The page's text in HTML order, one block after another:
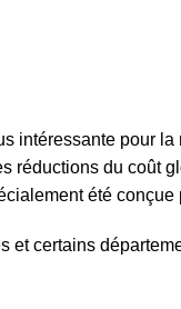
intéressante pour
réductions du coût
été
et certains